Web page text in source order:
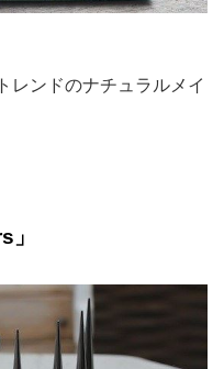
レンドのナチュラルメイ